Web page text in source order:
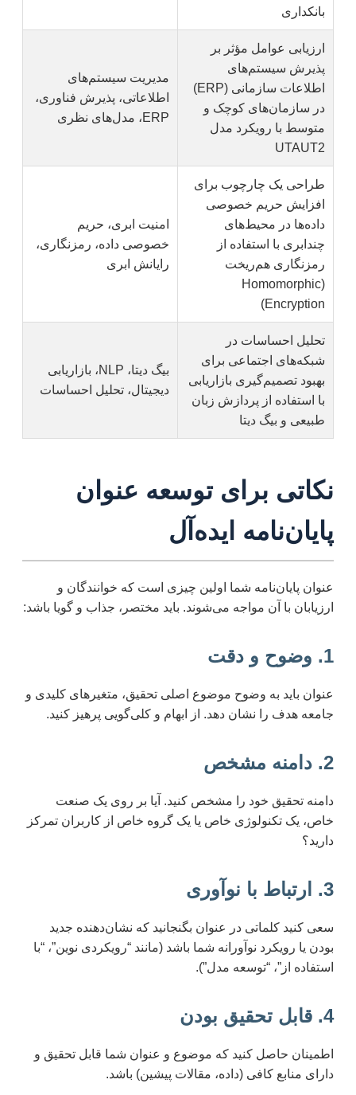
بانکداری
ارزیابی عوامل مؤثر بر
پذیرش سیستم‌های
اطلاعات سازمانی (ERP)
در سازمان‌های کوچک و
متوسط با رویکرد مدل
UTAUT2
مدیریت سیستم‌های
اطلاعاتی، پذیرش فناوری،
ERP، مدل‌های نظری
طراحی یک چارچوب برای
افزایش حریم خصوصی
داده‌ها در محیط‌های
چندابری با استفاده از
رمزنگاری هم‌ریخت
(Homomorphic
Encryption)
امنیت ابری، حریم
خصوصی داده، رمزنگاری،
رایانش ابری
تحلیل احساسات در
شبکه‌های اجتماعی برای
بهبود تصمیم‌گیری بازاریابی
با استفاده از پردازش زبان
طبیعی و بیگ دیتا
بیگ دیتا، NLP، بازاریابی
دیجیتال، تحلیل احساسات
نکاتی برای توسعه عنوان
پایان‌نامه ایده‌آل
عنوان پایان‌نامه شما اولین چیزی است که خوانندگان و
ارزیابان با آن مواجه می‌شوند. باید مختصر، جذاب و گویا باشد:
1. وضوح و دقت
عنوان باید به وضوح موضوع اصلی تحقیق، متغیرهای کلیدی و
جامعه هدف را نشان دهد. از ابهام و کلی‌گویی پرهیز کنید.
2. دامنه مشخص
دامنه تحقیق خود را مشخص کنید. آیا بر روی یک صنعت
خاص، یک تکنولوژی خاص یا یک گروه خاص از کاربران تمرکز
دارید؟
3. ارتباط با نوآوری
سعی کنید کلماتی در عنوان بگنجانید که نشان‌دهنده جدید
بودن یا رویکرد نوآورانه شما باشد (مانند “رویکردی نوین”، “با
استفاده از”، “توسعه مدل”).
4. قابل تحقیق بودن
اطمینان حاصل کنید که موضوع و عنوان شما قابل تحقیق و
دارای منابع کافی (داده، مقالات پیشین) باشد.